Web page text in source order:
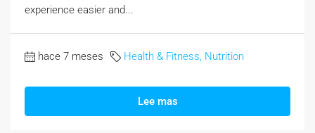
experience easier and...
hace 7 meses Health & Fitness, Nutrition
Lee mas